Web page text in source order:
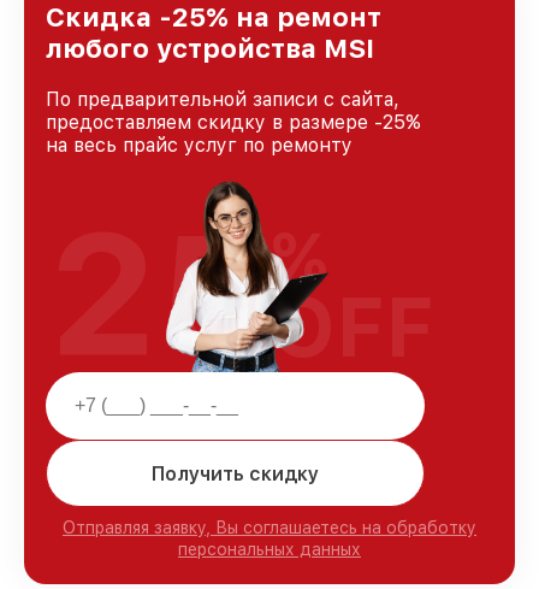
Скидка -25% на ремонт
любого устройства MSI
По предварительной записи с сайта,
предоставляем скидку в размере -25%
на весь прайс услуг по ремонту
Получить скидку
Отправляя заявку, Вы соглашаетесь на обработку
персональных данных
25%
OFF